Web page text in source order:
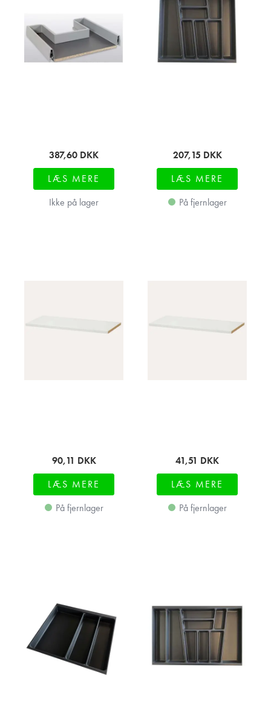
387,60 DKK
LÆS MERE
Ikke på lager
207,15 DKK
LÆS MERE
På fjernlager
90,11 DKK
LÆS MERE
På fjernlager
41,51 DKK
LÆS MERE
På fjernlager